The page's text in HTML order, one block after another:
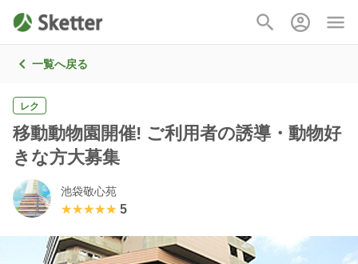
一覧へ戻る
レク
移動動物園開催! ご利用者の誘導・動物好
きな方大募集
池袋敬心苑
★★★★★
★★★★★ 5